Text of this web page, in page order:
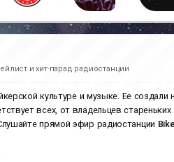
и хит-парад радиостанции
культуре и музыке. Ее создали
всех, от владельцев
прямой эфир радиостанции